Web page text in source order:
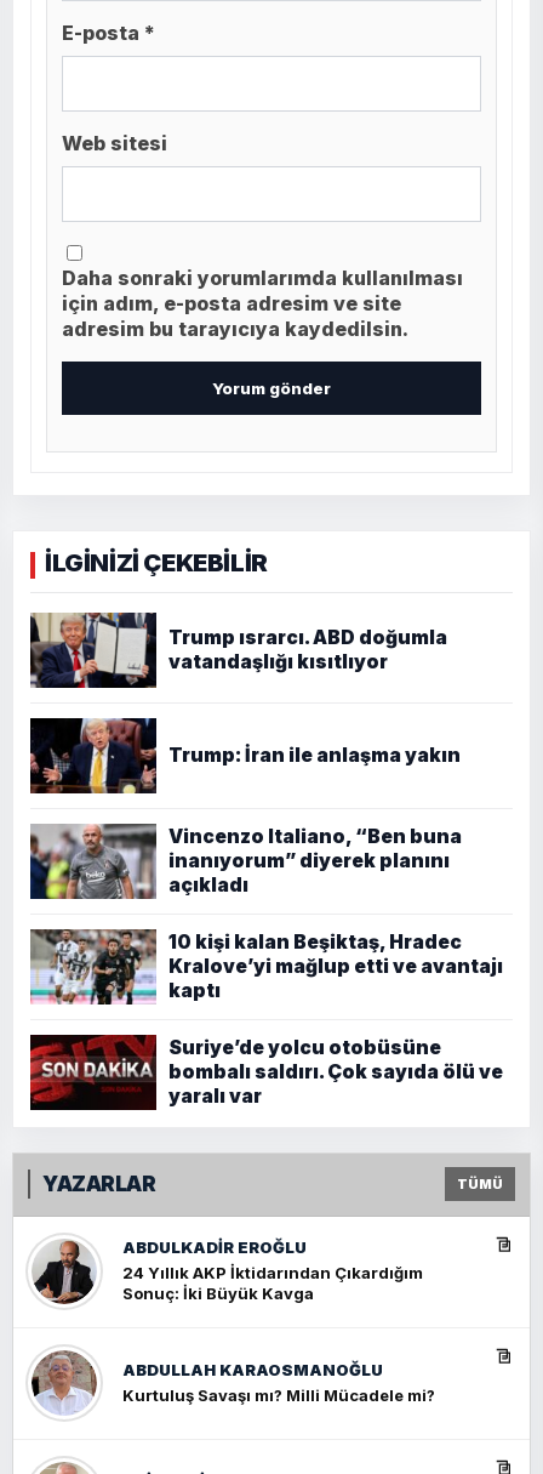
E-posta *
Web sitesi
Daha sonraki yorumlarımda kullanılması
için adım, e-posta adresim ve site
adresim bu tarayıcıya kaydedilsin.
İLGİNİZİ ÇEKEBİLİR
Trump ısrarcı. ABD doğumla
vatandaşlığı kısıtlıyor
Trump: İran ile anlaşma yakın
Vincenzo Italiano, “Ben buna
inanıyorum” diyerek planını
açıkladı
10 kişi kalan Beşiktaş, Hradec
Kralove’yi mağlup etti ve avantajı
kaptı
Suriye’de yolcu otobüsüne
bombalı saldırı. Çok sayıda ölü ve
yaralı var
YAZARLAR TÜMÜ
ABDULKADIR EROĞLU
24 Yıllık AKP İktidarından Çıkardığım
Sonuç: İki Büyük Kavga
ABDULLAH KARAOSMANOĞLU
Kurtuluş Savaşı mı? Milli Mücadele mi?